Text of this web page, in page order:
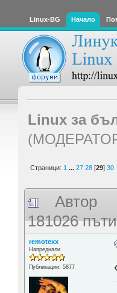
Linux-BG Начало
Linux за
Страници: 1 ... 27 28 [29] 30
Автор
181026
remotexx
Напреднали
Публикации: 5877